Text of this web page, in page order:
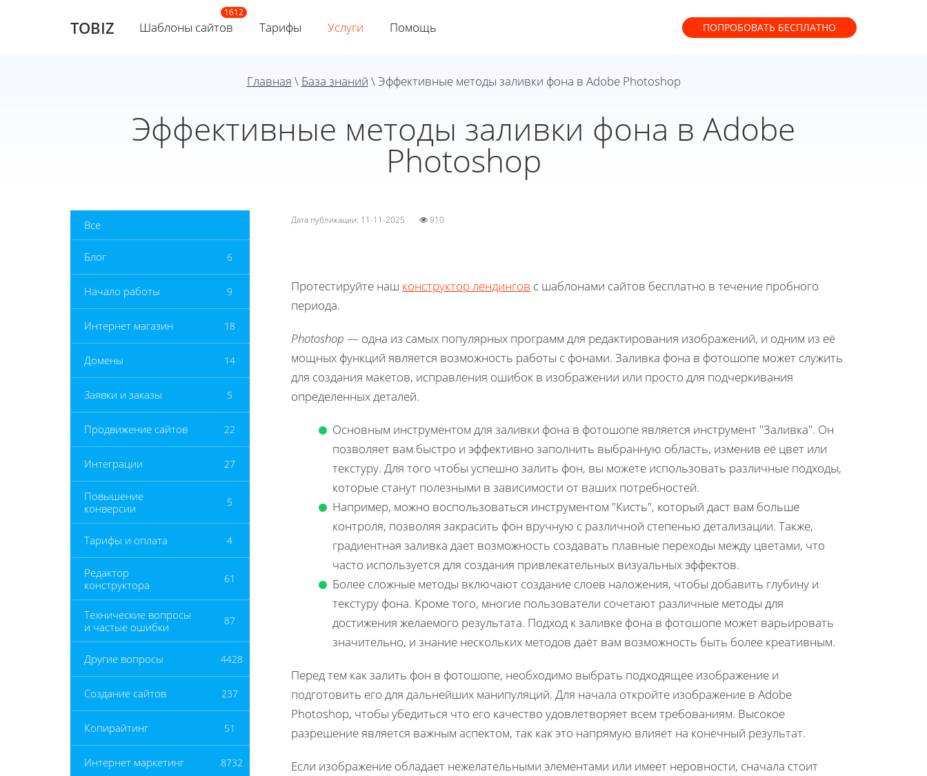
TOBIZ Шаблоны сайтов Тарифы Услуги Помощь ПОПРОБОВАТЬ БЕСПЛАТНО
Главная \ База знаний \ Эффективные методы заливки фона в Adobe Photoshop
Эффективные методы заливки фона в Adobe
Photoshop
Все
Блог 6
Начало работы 9
Интернет магазин 18
Домены 14
Заявки и заказы 5
Продвижение сайтов 22
Интеграции 27
Повышение
конверсии
5
Тарифы и оплата 4
Редактор
конструктора
61
Технические вопросы
и частые ошибки
87
Другие вопросы 4428
Создание сайтов 237
Копирайтинг 51
Интернет маркетинг 8732
Дата публикации: 11-11-2025 910
Протестируйте наш конструктор лендингов с шаблонами сайтов бесплатно в течение пробного
периода.
Photoshop — одна из самых популярных программ для редактирования изображений, и одним из её
мощных функций является возможность работы с фонами. Заливка фона в фотошопе может служить
для создания макетов, исправления ошибок в изображении или просто для подчеркивания
определенных деталей.
Основным инструментом для заливки фона в фотошопе является инструмент "Заливка". Он
позволяет вам быстро и эффективно заполнить выбранную область, изменив её цвет или
текстуру. Для того чтобы успешно залить фон, вы можете использовать различные подходы,
которые станут полезными в зависимости от ваших потребностей.
Например, можно воспользоваться инструментом "Кисть", который даст вам больше
контроля, позволяя закрасить фон вручную с различной степенью детализации. Также,
градиентная заливка дает возможность создавать плавные переходы между цветами, что
часто используется для создания привлекательных визуальных эффектов.
Более сложные методы включают создание слоев наложения, чтобы добавить глубину и
текстуру фона. Кроме того, многие пользователи сочетают различные методы для
достижения желаемого результата. Подход к заливке фона в фотошопе может варьировать
значительно, и знание нескольких методов даёт вам возможность быть более креативным.
Перед тем как залить фон в фотошопе, необходимо выбрать подходящее изображение и
подготовить его для дальнейших манипуляций. Для начала откройте изображение в Adobe
Photoshop, чтобы убедиться что его качество удовлетворяет всем требованиям. Высокое
разрешение является важным аспектом, так как это напрямую влияет на конечный результат.
Если изображение обладает нежелательными элементами или имеет неровности, сначала стоит